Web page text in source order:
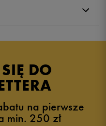
DO
na pierwsze
min. 250 zł